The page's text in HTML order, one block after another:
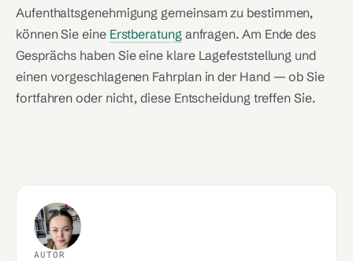
Aufenthaltsgenehmigung gemeinsam zu bestimmen,
können Sie eine Erstberatung anfragen. Am Ende des
Gesprächs haben Sie eine klare Lagefeststellung und
einen vorgeschlagenen Fahrplan in der Hand — ob Sie
fortfahren oder nicht, diese Entscheidung treffen Sie.
AUTOR